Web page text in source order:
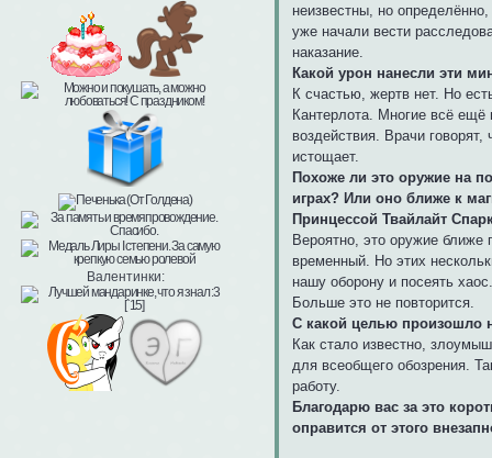
Валентинки:
неизвестны, но
уже начали вести
наказание.
Какой урон нанесли эти
К счастью, жертв нет. Но
Кантерлота. Многие всё ещё
воздействия. Врачи
истощает.
Похоже ли это оружие на
играх? Или оно ближе к
Принцессой Твайлайт
Вероятно, это оружие
временный. Но этих
нашу оборону и посеять
Больше это не повторится.
С какой целью произошло
Как стало известно,
для всеобщего обозрения.
работу.
Благодарю вас за это
оправится от этого